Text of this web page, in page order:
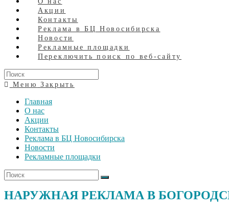
Акции
Контакты
Реклама в БЦ Новосибирска
Новости
Рекламные площадки
Переключить поиск по веб-сайту
Меню Закрыть
Главная
О нас
Акции
Контакты
Реклама в БЦ Новосибирска
Новости
Рекламные площадки
НАРУЖНАЯ РЕКЛАМА В